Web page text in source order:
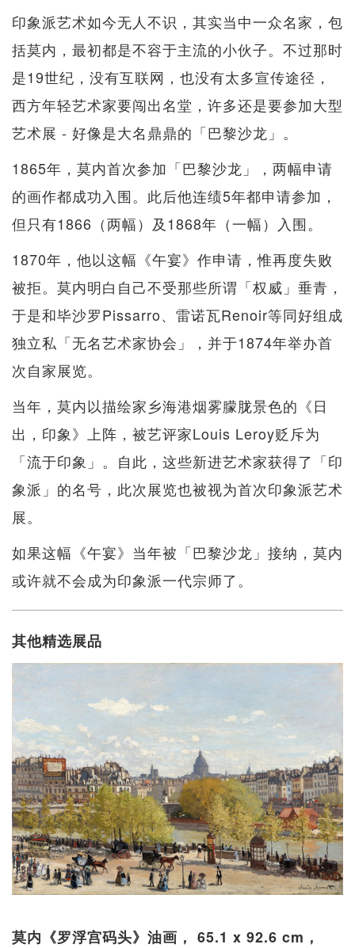
印象派艺术如今无人不识，其实当中一众名家，包
括莫内，最初都是不容于主流的小伙子。不过那时
是19世纪，没有互联网，也没有太多宣传途径，
西方年轻艺术家要闯出名堂，许多还是要参加大型
艺术展 - 好像是大名鼎鼎的「巴黎沙龙」。
1865年，莫内首次参加「巴黎沙龙」，两幅申请
的画作都成功入围。此后他连绩5年都申请参加，
但只有1866（两幅）及1868年（一幅）入围。
1870年，他以这幅《午宴》作申请，惟再度失败
被拒。莫内明白自己不受那些所谓「权威」垂青，
于是和毕沙罗Pissarro、雷诺瓦Renoir等同好组成
独立私「无名艺术家协会」，并于1874年举办首
次自家展览。
当年，莫内以描绘家乡海港烟雾朦胧景色的《日
出，印象》上阵，被艺评家Louis Leroy贬斥为
「流于印象」。自此，这些新进艺术家获得了「印
象派」的名号，此次展览也被视为首次印象派艺术
展。
如果这幅《午宴》当年被「巴黎沙龙」接纳，莫内
或许就不会成为印象派一代宗师了。
其他精选展品
莫内《罗浮宫码头》油画， 65.1 x 92.6 cm，